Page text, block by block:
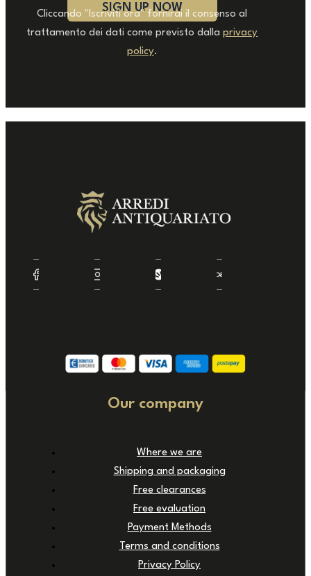
Cliccando "Iscriviti ora" fornirai il consenso al
trattamento dei dati come previsto dallaprivacy
policy.
Our company
Where we are
Shipping and packaging
Free clearances
Free evaluation
Payment Methods
Terms and conditions
Privacy Policy